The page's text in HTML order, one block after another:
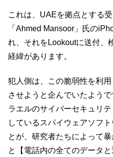
これは、UAEを拠点とする
「Ahmed Mansoor」氏の
れ、それをLookoutに送付、
経緯があります。
犯人側は、この脆弱性を利
させようと企んでいたよう
ラエルのサイバーセキュリ
しているスパイウェアソフ
とが、研究者たちによって
と【電話内の全てのデータ